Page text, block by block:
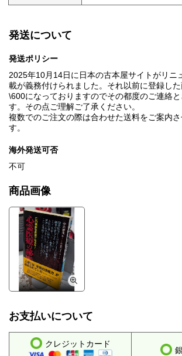
発送について
発送ポリシー
2025年10月14日に日本の古本屋サイトがリニ
載が義務付けられました。それ以前に登録し
\600になっておりますのでその都度のご連絡
す。その点ご理解ご了承ください。
複数でのご注文の際は合わせた送料をご案内
す。
海外発送可否
不可
商品画像
お支払いについて
クレジットカード